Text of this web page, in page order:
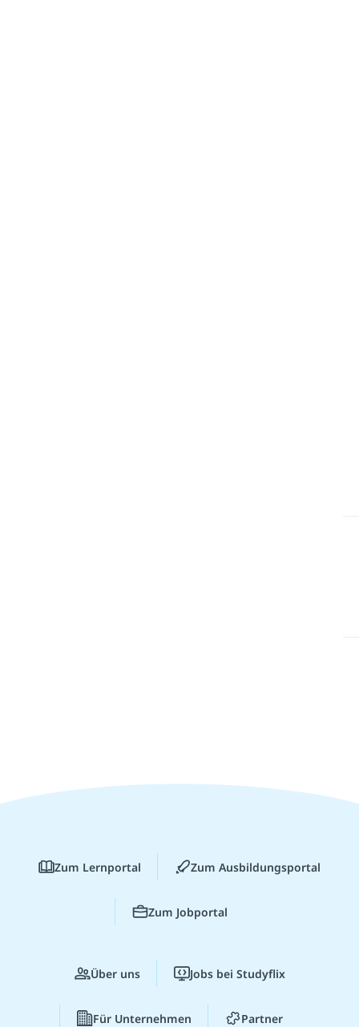
Zum Lernportal Zum Ausbildungsportal
Zum Jobportal
Über uns Jobs bei Studyflix
Für Unternehmen Partner